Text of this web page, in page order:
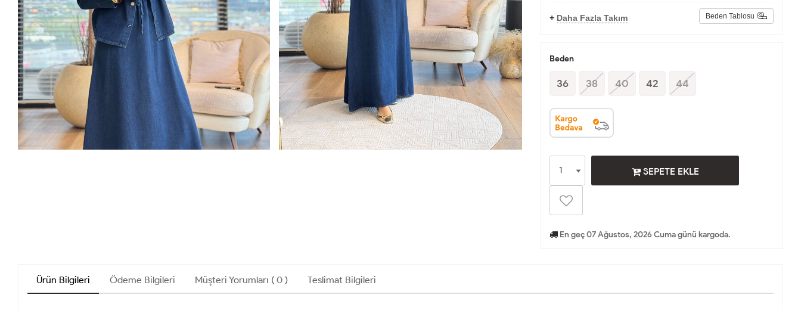
+ Daha Fazla Takım Beden Tablosu
Beden
36 38 40 42 44
SEPETE EKLE
En geç 07 Ağustos, 2026 Cuma günü kargoda.
Ürün Bilgileri Ödeme Bilgileri Müşteri Yorumları ( 0 ) Teslimat Bilgileri